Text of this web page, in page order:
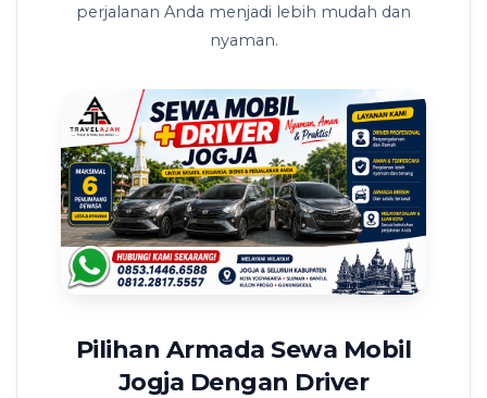
perjalanan Anda menjadi lebih mudah dan
nyaman.
Pilihan Armada Sewa Mobil
Jogja Dengan Driver